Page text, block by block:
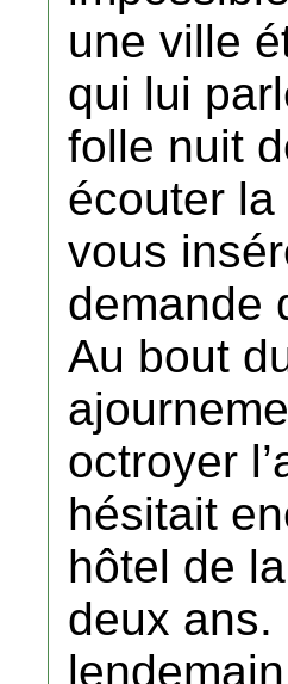
une ville
qui lui
folle nuit
écouter
vous
demande
Au bout
octroyer
hésitait
hôtel de
deux ans.